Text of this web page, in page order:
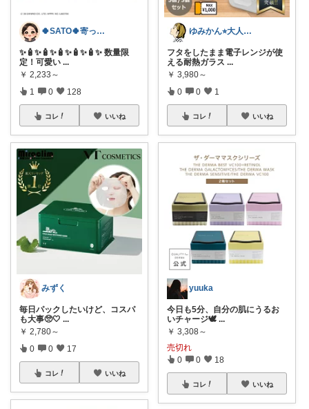
🍀SATO🍀寄って、見てらっしゃい！
​✨🧴✨🧴✨🧴✨🧴✨🧴✨ 数量限
定！可愛い ...
￥ 2,233～
1 0 128
コレ いいね
みずく
毎日パックしたいけど、コスパ
も大事🥺🤍 ...
￥ 2,780～
0 0 17
コレ いいね
ゆみかん⭐︎大人の暮らし研究室
フタをしたまま電子レンジが使
える耐熱ガラス ...
￥ 3,980～
0 0 1
コレ いいね
yuuka
今日も5分、自分の肌にうるお
いチャージ🕊️ ...
￥ 3,308～
売切れ
0 0 18
コレ いいね